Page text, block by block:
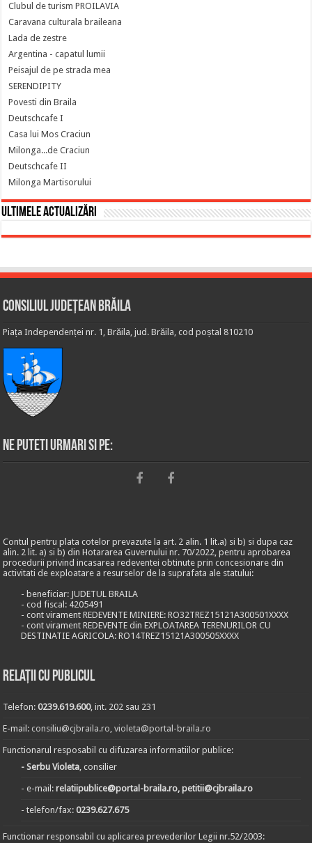
Clubul de turism PROILAVIA
Caravana culturala braileana
Lada de zestre
Argentina - capatul lumii
Peisajul de pe strada mea
SERENDIPITY
Povesti din Braila
Deutschcafe I
Casa lui Mos Craciun
Milonga...de Craciun
Deutschcafe II
Milonga Martisorului
Ultimele actualizări
Consiliul Județean Brăila
Piața Independenței nr. 1, Brăila, jud. Brăila, cod poștal 810210
Ne puteti urmari si pe:
Contul pentru plata cotelor prevazute la art. 2 alin. 1 lit.a) si b) si dupa caz
alin. 2 lit. a) si b) din Hotararea Guvernului nr. 70/2022, pentru aprobarea
procedurii privind incasarea redeventei obtinute prin concesionare din
activitati de exploatare a resurselor de la suprafata ale statului:
- beneficiar: JUDETUL BRAILA
- cod fiscal: 4205491
- cont virament REDEVENTE MINIERE: RO32TREZ15121A300501XXXX
- cont virament REDEVENTE din EXPLOATAREA TERENURILOR CU
DESTINATIE AGRICOLA: RO14TREZ15121A300505XXXX
Relații cu publicul
Telefon:0239.619.600, int. 202 sau 231
E-mail:consiliu@cjbraila.ro,violeta@portal-braila.ro
Functionarul resposabil cu difuzarea informatiilor publice:
- Serbu Violeta, consilier
- e-mail:relatiipublice@portal-braila.ro, petitii@cjbraila.ro
- telefon/fax:0239.627.675
Functionar responsabil cu aplicarea prevederilor Legii nr.52/2003: